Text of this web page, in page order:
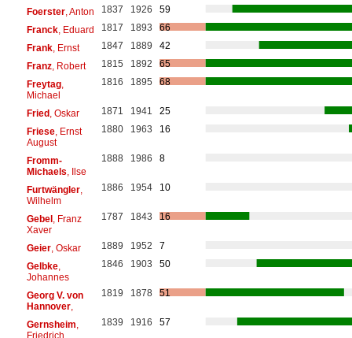
Foerster, Anton 1837 1926
59
Franck, Eduard 1817 1893
66
Frank, Ernst 1847 1889
42
Franz, Robert 1815 1892
65
Freytag,
Michael
1816 1895 68
Fried, Oskar 1871 1941
25
Friese, Ernst
August
1880 1963 16
Fromm-
Michaels , Ilse
1888 1986 8
Furtwängler,
Wilhelm
1886 1954 10
Gebel, Franz
Xaver
1787 1843 16
Geier, Oskar 1889 1952
7
Gelbke,
Johannes
1846 1903 50
Georg V. von
Hannover,
1819 1878 51
Gernsheim
Friedrich
1839 1916 57